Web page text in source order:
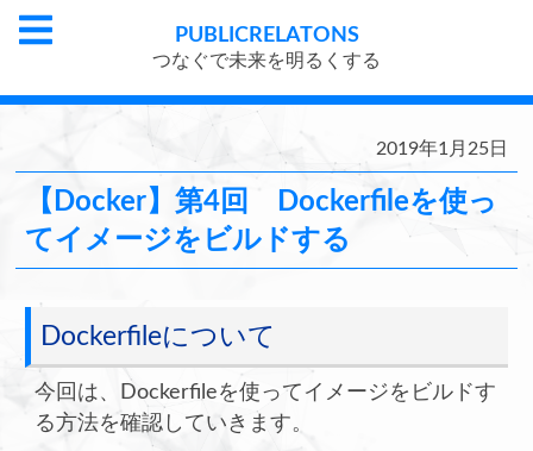
PUBLICRELATONS
つなぐで未来を明るくする
2019年1月25日
【Docker】第4回 Dockerfileを使っ
てイメージをビルドする
Dockerfileについて
今回は、Dockerfileを使ってイメージをビルドす
る方法を確認していきます。